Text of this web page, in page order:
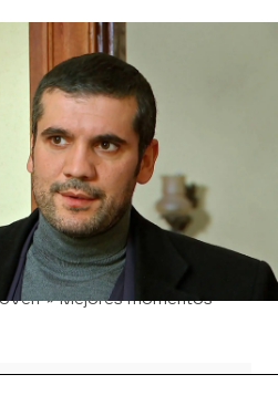
pero Leyla no se rinde.
dice Leyla
se lo ha dicho, pero ella
una información muy
que no se debe hacer
numerosos problemas en
Leyla refuerza su
y le chantajea. Ahora
otra manera.
» Mejores momentos